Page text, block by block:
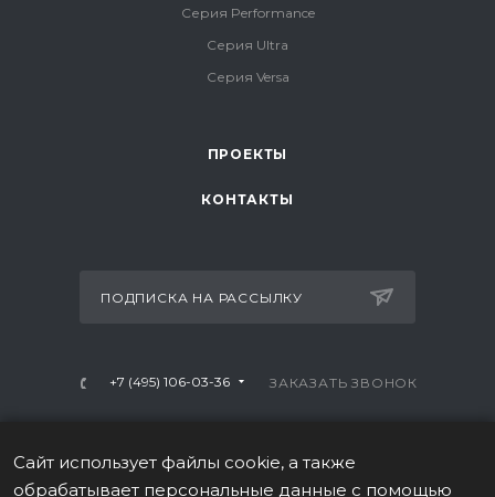
Серия Performance
Серия Ultra
Серия Versa
ПРОЕКТЫ
КОНТАКТЫ
ПОДПИСКА НА РАССЫЛКУ
+7 (495) 106-03-36 ЗАКАЗАТЬ ЗВОНОК
г. Москва, Варшавское ш., 28А, 1 этаж
Сайт использует файлы cookie, а также
обрабатывает персональные данные с помощью